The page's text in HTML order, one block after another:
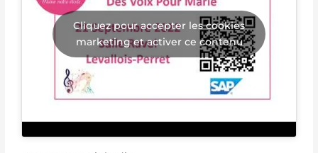
Cliquez pour accepter les cookies
marketing et activer ce contenu